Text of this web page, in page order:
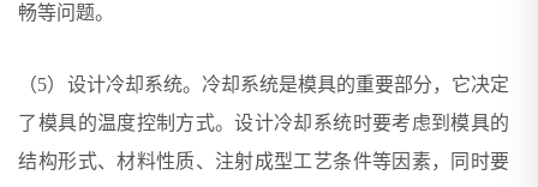
畅等问题。
（5）设计冷却系统。冷却系统是模具的重要部分，它决定
了模具的温度控制方式。设计冷却系统时要考虑到模具的
结构形式、材料性质、注射成型工艺条件等因素，同时要